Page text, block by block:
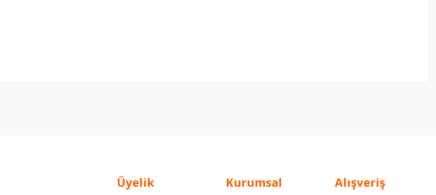
Üyelik Kurumsal Alışveriş